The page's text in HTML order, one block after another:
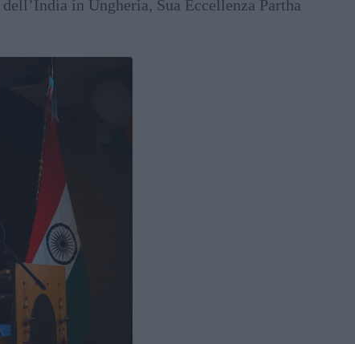
in Ungheria, Sua Eccellenza Partha